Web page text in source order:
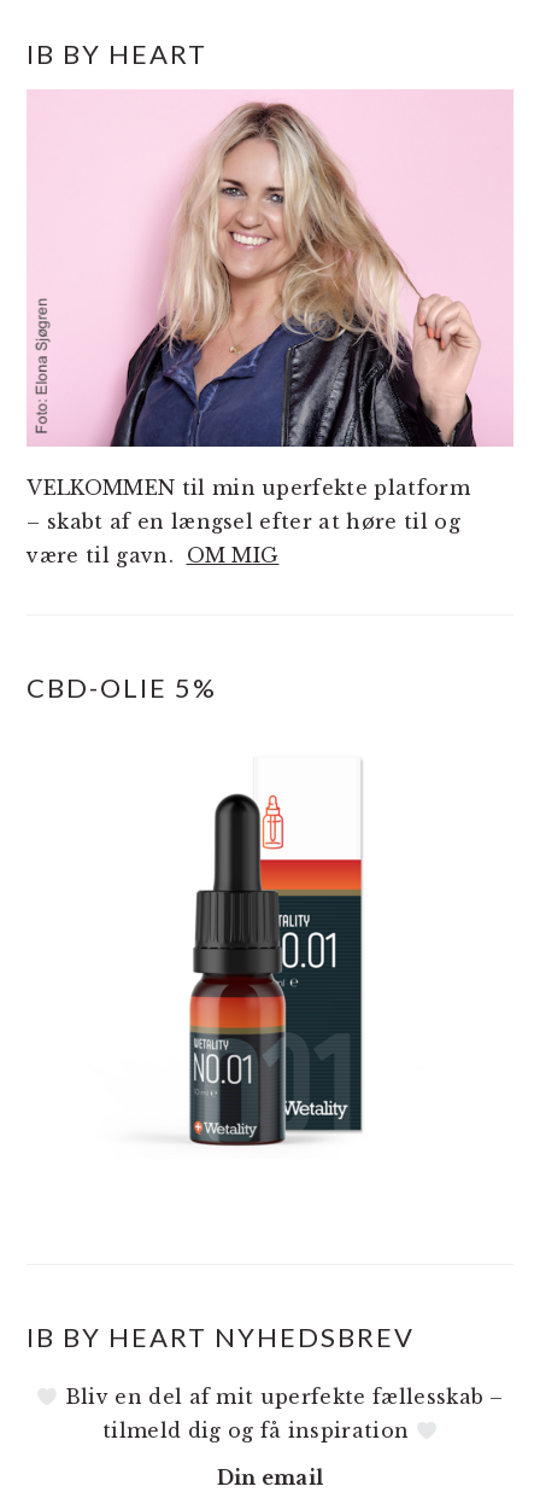
SIDEBAR
IB BY HEART
VELKOMMEN til min uperfekte platform
– skabt af en længsel efter at høre til og
være til gavn. OM MIG
CBD-OLIE 5%
IB BY HEART NYHEDSBREV
Bliv en del af mit uperfekte fællesskab –
tilmeld dig og få inspiration
Din email